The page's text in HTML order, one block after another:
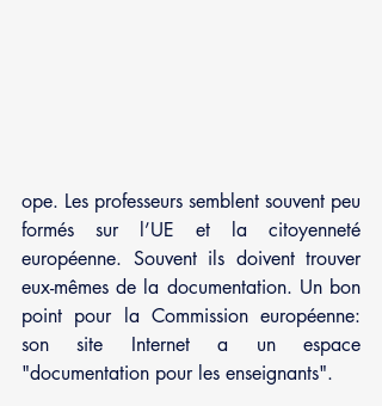
ope. Les professeurs semblent souvent peu
formés sur l’UE et la citoyenneté
européenne. Souvent ils doivent trouver
eux-mêmes de la documentation. Un bon
point pour la Commission européenne:
son site Internet a un espace
"documentation pour les enseignants".